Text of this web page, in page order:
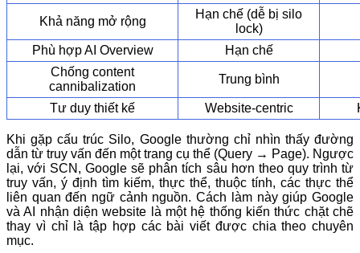
Khả năng mở rộng
Hạn chế (dễ bị silo
lock)
Phù hợp AI Overview
Hạn chế
Chống content
cannibalization
Trung bình
Tư duy thiết kế Website-centric
Khi gặp cấu trúc Silo, Google thường chỉ nhìn thấy đường
dẫn từ truy vấn đến một trang cụ thể (Query → Page). Ngược
lại, với SCN, Google sẽ phân tích sâu hơn theo quy trình từ
truy vấn, ý định tìm kiếm, thực thể, thuộc tính, các thực thể
liên quan đến ngữ cảnh nguồn. Cách làm này giúp Google
và AI nhận diện website là một hệ thống kiến thức chặt chẽ
thay vì chỉ là tập hợp các bài viết được chia theo chuyên
mục.